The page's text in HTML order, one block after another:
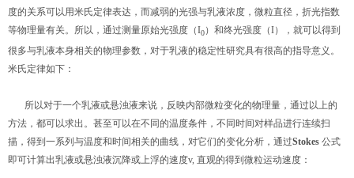
度的关系可以用米氏定律表达，而减弱的光强与乳液浓度，微粒直径，折光指数
等物理量有关。所以，通过测量原始光强度（I0）和终光强度（I），就可以得到
很多与乳液本身相关的物理参数，对于乳液的稳定性研究具有很高的指导意义。
米氏定律如下：
所以对于一个乳液或悬浊液来说，反映内部微粒变化的物理量，通过以上的
方法，都可以求出。甚至可以在不同的温度条件，不同时间对样品进行连续扫
描，得到一系列与温度和时间相关的曲线，对它们的变化分析，通过Stokes 公式
即可计算出乳液或悬浊液沉降或上浮的速度v, 直观的得到微粒运动速度：